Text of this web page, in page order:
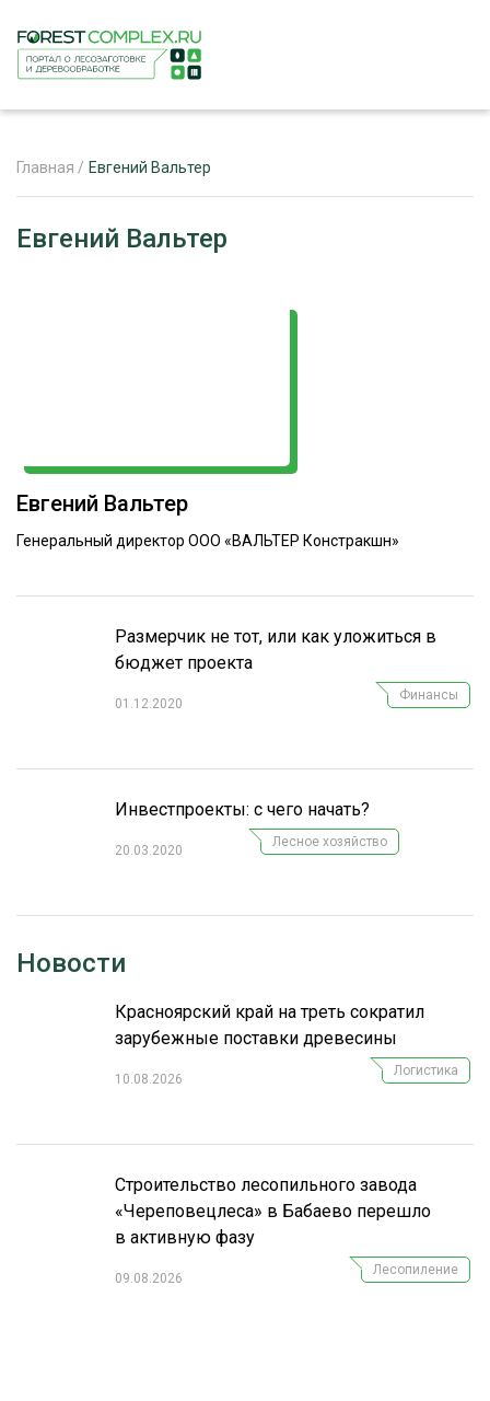
ЖУРНАЛ «ЛЕСНОЙ КОМПЛЕКС»
РЕКЛАМОДАТЕЛЯМ
ОБРАБОТКА ДРЕВЕСИНЫ
БИОЭНЕРГЕТИКА
ЛЕСОВОССТАНОВЛЕНИЕ И ЗАЩИТА
КОМПЛЕКСНАЯ ПЕРЕРАБОТКА
ЛЕСОПИЛЕНИЕ
СОРТИРОВКА ДРЕВЕСИНЫ
СУШКА ДРЕВЕСИНЫ
ТЕМАТИЧЕСКИЕ ПРОЕКТЫ
ПОДБОРКИ СТАТЕЙ
Главная / Евгений Вальтер
Евгений Вальтер
Евгений Вальтер
Генеральный директор ООО «ВАЛЬТЕР Констракшн»
Размерчик не тот, или как уложиться в
бюджет проекта
01.12.2020
Финансы
Инвестпроекты: с чего начать?
20.03.2020
Лесное хозяйство
Новости
Красноярский край на треть сократил
зарубежные поставки древесины
10.08.2026
Логистика
Строительство лесопильного завода
«Череповецлеса» в Бабаево перешло
в активную фазу
09.08.2026
Лесопиление